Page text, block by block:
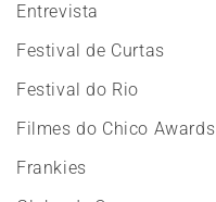
Entrevista
Festival de Curtas
Festival do Rio
Filmes do Chico Awards
Frankies